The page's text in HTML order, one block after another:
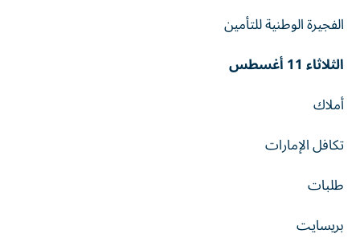
الفجيرة الوطنية للتأمين
الثلاثاء 11 أغسطس
أملاك
تكافل الإمارات
طلبات
بريسايت